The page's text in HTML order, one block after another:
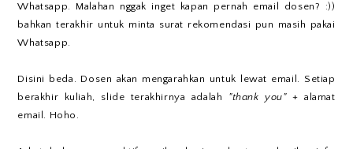
Whatsapp. Malahan nggak inget kapan pernah email dosen? :))
bahkan terakhir untuk minta surat rekomendasi pun masih pakai
Whatsapp.
Disini beda. Dosen akan mengarahkan untuk lewat email. Setiap
berakhir kuliah, slide terakhirnya adalah "thank you"+ alamat
email. Hoho.